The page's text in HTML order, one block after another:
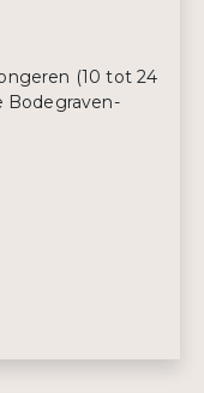
(10 tot 24
Bodegraven-